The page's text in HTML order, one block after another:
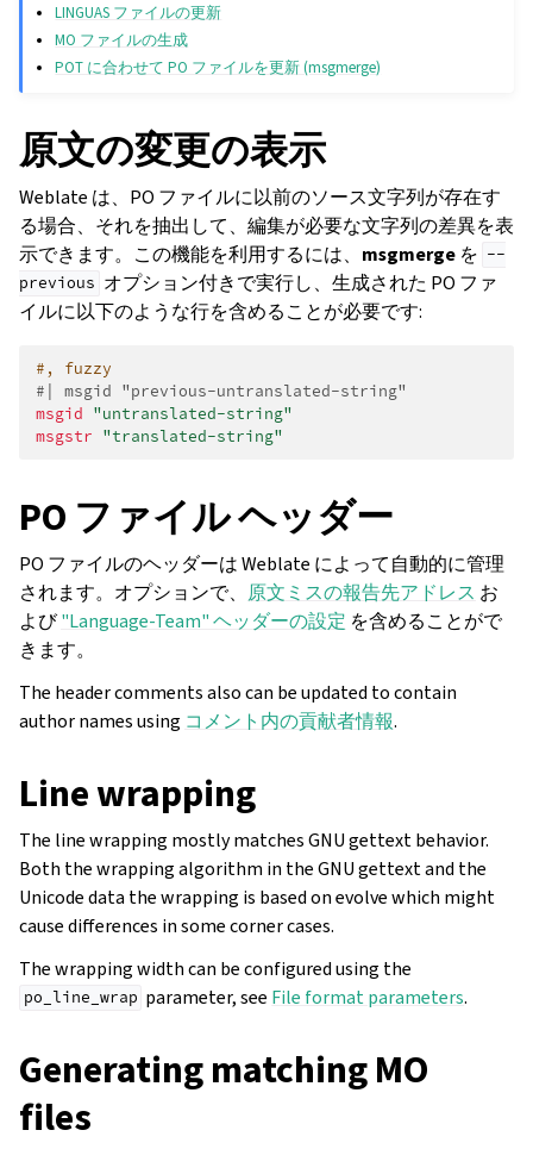
LINGUAS ファイルの更新
MO ファイルの生成
POT に合わせて PO ファイルを更新 (msgmerge)
原文の変更の表示
Weblate は、PO ファイルに以前のソース文字列が存在す
る場合、それを抽出して、編集が必要な文字列の差異を表
示できます。この機能を利用するには、 msgmerge を --
previous オプション付きで実行し、生成された PO ファ
イルに以下のような行を含めることが必要です:
#, fuzzy
#| msgid "previous-untranslated-string"
msgid "untranslated-string"
msgstr "translated-string"
PO ファイル ヘッダー
PO ファイルのヘッダーは Weblate によって自動的に管理
されます。オプションで、 原文ミスの報告先アドレス お
よび"Language-Team" ヘッダーの設定 を含めることがで
きます。
The header comments also can be updated to contain
author names using コメント内の貢献者情報.
Line wrapping
The line wrapping mostly matches GNU gettext behavior.
Both the wrapping algorithm in the GNU gettext and the
Unicode data the wrapping is based on evolve which might
cause differences in some corner cases.
The wrapping width can be configured using the
po_line_wrap parameter, see File format parameters.
Generating matching MO
files